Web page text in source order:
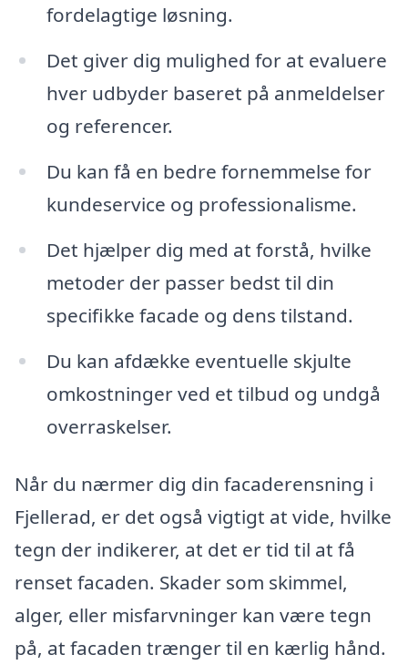
fordelagtige løsning.
Det giver dig mulighed for at evaluere
hver udbyder baseret på anmeldelser
og referencer.
Du kan få en bedre fornemmelse for
kundeservice og professionalisme.
Det hjælper dig med at forstå, hvilke
metoder der passer bedst til din
specifikke facade og dens tilstand.
Du kan afdække eventuelle skjulte
omkostninger ved et tilbud og undgå
overraskelser.
Når du nærmer dig din facaderensning i
Fjellerad, er det også vigtigt at vide, hvilke
tegn der indikerer, at det er tid til at få
renset facaden. Skader som skimmel,
alger, eller misfarvninger kan være tegn
på, at facaden trænger til en kærlig hånd.